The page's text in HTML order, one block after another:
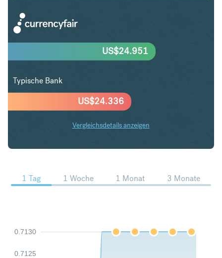
US$24.336
US$24.951
Typische Bank
Vergleichsdetails anzeigen
CAD in USD Trends
1 Tag 1 Woche 1 Monat 3 Monate
0.7125
0.7130